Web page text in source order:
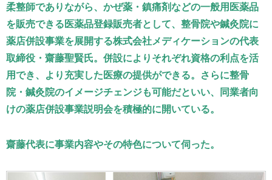
柔整師でありながら、かぜ薬・鎮痛剤などの一般用医薬品
を販売できる医薬品登録販売者として、整骨院や鍼灸院に
薬店併設事業を展開する株式会社メディケーションの代表
取締役・齋藤聖賢氏。併設によりそれぞれ資格の利点を活
用でき、より充実した医療の提供ができる。さらに整骨
院・鍼灸院のイメージチェンジも可能だといい、同業者向
けの薬店併設事業説明会を積極的に開いている。
齋藤代表に事業内容やその特色について伺った。